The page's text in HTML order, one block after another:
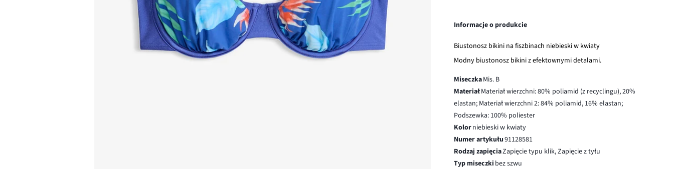
Informacje o produkcie
Biustonosz bikini na fiszbinach niebieski w kwiaty
Modny biustonosz bikini z efektownymi detalami.
MiseczkaMis. B
MateriałMateriał wierzchni: 80% poliamid (z recyclingu), 20%
elastan; Materiał wierzchni 2: 84% poliamid, 16% elastan;
Podszewka: 100% poliester
Kolorniebieski w kwiaty
Numer artykułu91128581
Rodzaj zapięciaZapięcie typu klik, Zapięcie z tyłu
Typ miseczki bez szwu